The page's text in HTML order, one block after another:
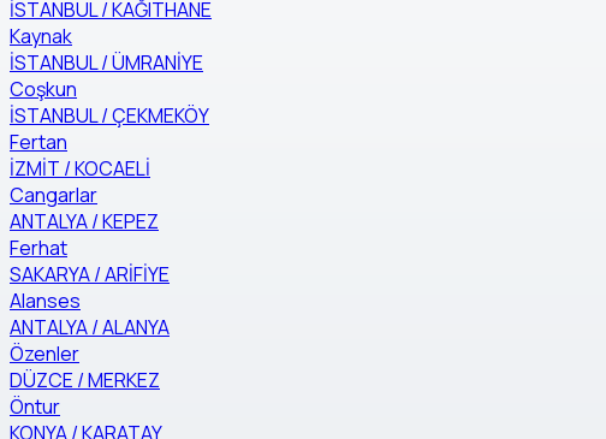
İSTANBUL / KAĞITHANE
Kaynak
İSTANBUL / ÜMRANİYE
Coşkun
İSTANBUL / ÇEKMEKÖY
Fertan
İZMİT / KOCAELİ
Cangarlar
ANTALYA / KEPEZ
Ferhat
SAKARYA / ARİFİYE
Alanses
ANTALYA / ALANYA
Özenler
DÜZCE / MERKEZ
Öntur
KONYA / KARATAY